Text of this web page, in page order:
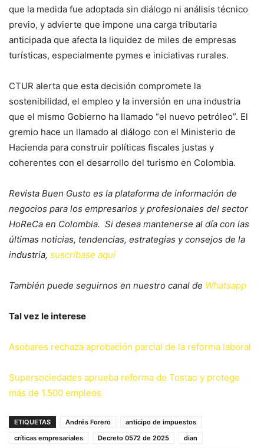
que la medida fue adoptada sin diálogo ni análisis técnico
previo, y advierte que impone una carga tributaria
anticipada que afecta la liquidez de miles de empresas
turísticas, especialmente pymes e iniciativas rurales.
CTUR alerta que esta decisión compromete la
sostenibilidad, el empleo y la inversión en una industria
que el mismo Gobierno ha llamado “el nuevo petróleo”. El
gremio hace un llamado al diálogo con el Ministerio de
Hacienda para construir políticas fiscales justas y
coherentes con el desarrollo del turismo en Colombia.
Revista Buen Gusto es la plataforma de información de
negocios para los empresarios y profesionales del sector
HoReCa en Colombia. Si desea mantenerse al día con las
últimas noticias, tendencias, estrategias y consejos de la
industria, suscríbase aquí
También puede seguirnos en nuestro canal de Whatsapp
Tal vez le interese
Asobares rechaza aprobación parcial de la reforma laboral
Supersociedades aprueba reforma de Tostao y protege
más de 1.500 empleos
ETIQUETAS Andrés Forero
anticipo de impuestos
críticas empresariales
Decreto 0572 de 2025
dian